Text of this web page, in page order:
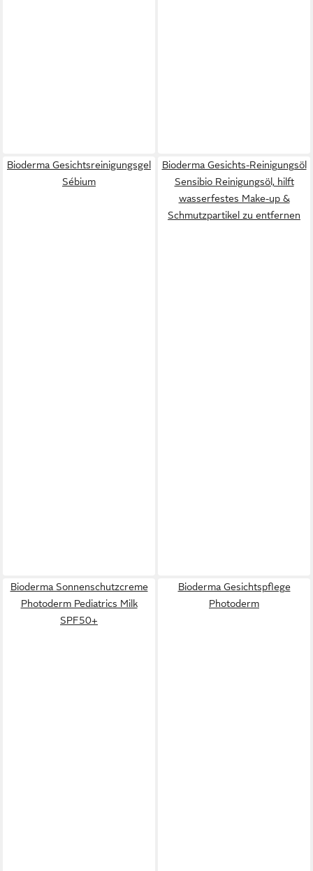
Bioderma Gesichtsreinigungsgel
Sébium
Bioderma Gesichts-Reinigungsöl
Sensibio Reinigungsöl, hilft
wasserfestes Make-up &
Schmutzpartikel zu entfernen
Bioderma Sonnenschutzcreme
Photoderm Pediatrics Milk
SPF50+
Bioderma Gesichtspflege
Photoderm